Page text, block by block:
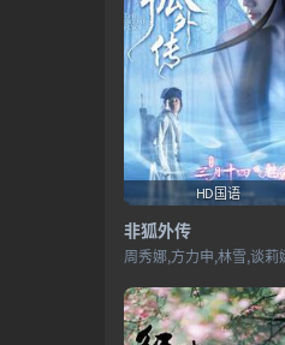
HD国语
非狐外传